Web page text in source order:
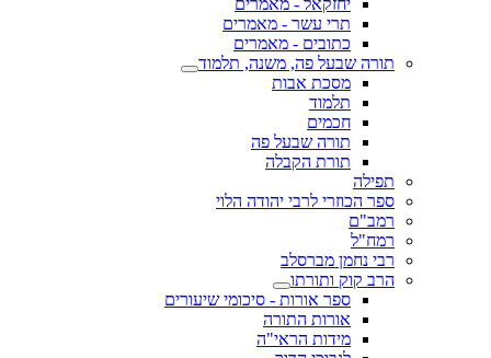
יחזקאל - מאמרים
תרי עשר - מאמרים
כתובים - מאמרים
תורה שבעל פה, משנה, תלמוד
מסכת אבות
תלמוד
חכמים
תורה שבעל פה
תורת הקבלה
תפילה
ספר הכוזרי לרבי יהודה הלוי
רמב"ם
רמח"ל
רבי נחמן מברסלב
הרב קוק ותורתו
ספר אורות - סיכומי שיעורים
אורות התורה
מידות הראי"ה